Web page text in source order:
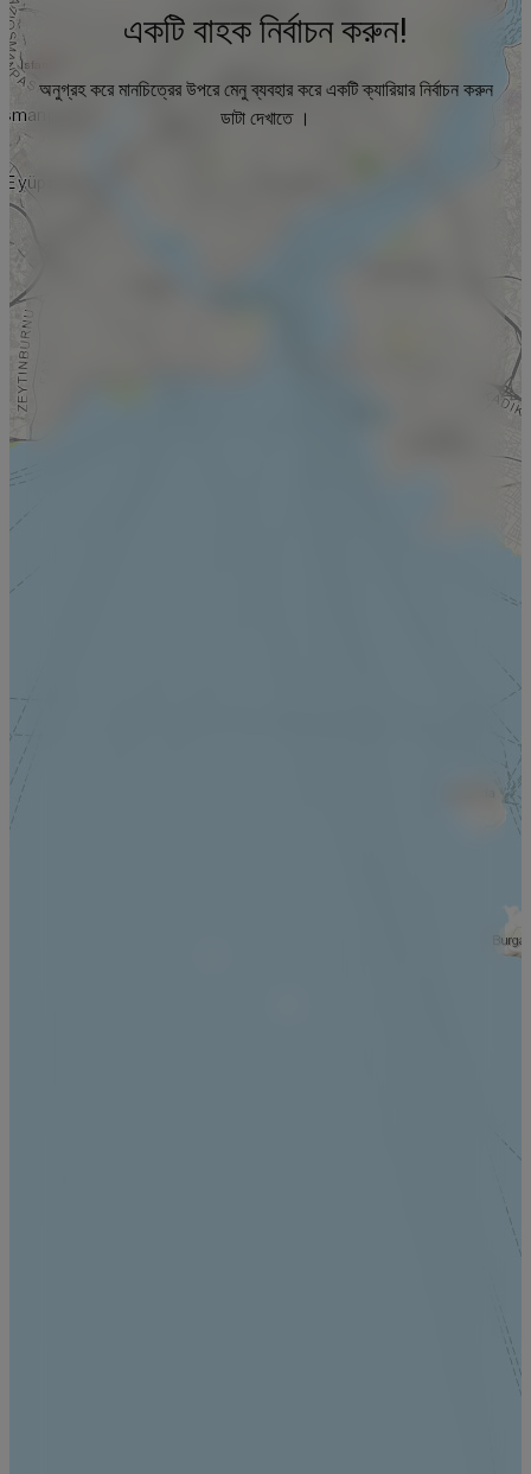
একটি বাহক নির্বাচন করুন!
অনুগ্রহ করে মানচিত্রের উপরে মেনু ব্যবহার করে একটি ক্যারিয়ার নির্বাচন করুন
ডাটা দেখাতে ।